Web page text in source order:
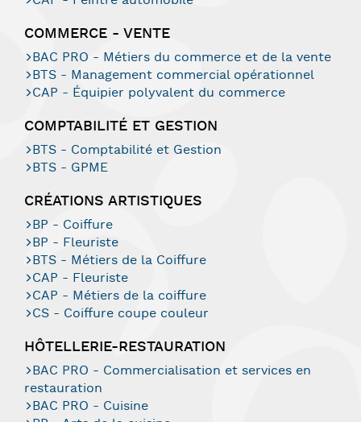
COMMERCE - VENTE
BAC PRO - Métiers du commerce et de la vente
BTS - Management commercial opérationnel
CAP - Équipier polyvalent du commerce
COMPTABILITÉ ET GESTION
BTS - Comptabilité et Gestion
BTS - GPME
CRÉATIONS ARTISTIQUES
BP - Coiffure
BP - Fleuriste
BTS - Métiers de la Coiffure
CAP - Fleuriste
CAP - Métiers de la coiffure
CS - Coiffure coupe couleur
HÔTELLERIE-RESTAURATION
BAC PRO - Commercialisation et services en
restauration
BAC PRO - Cuisine